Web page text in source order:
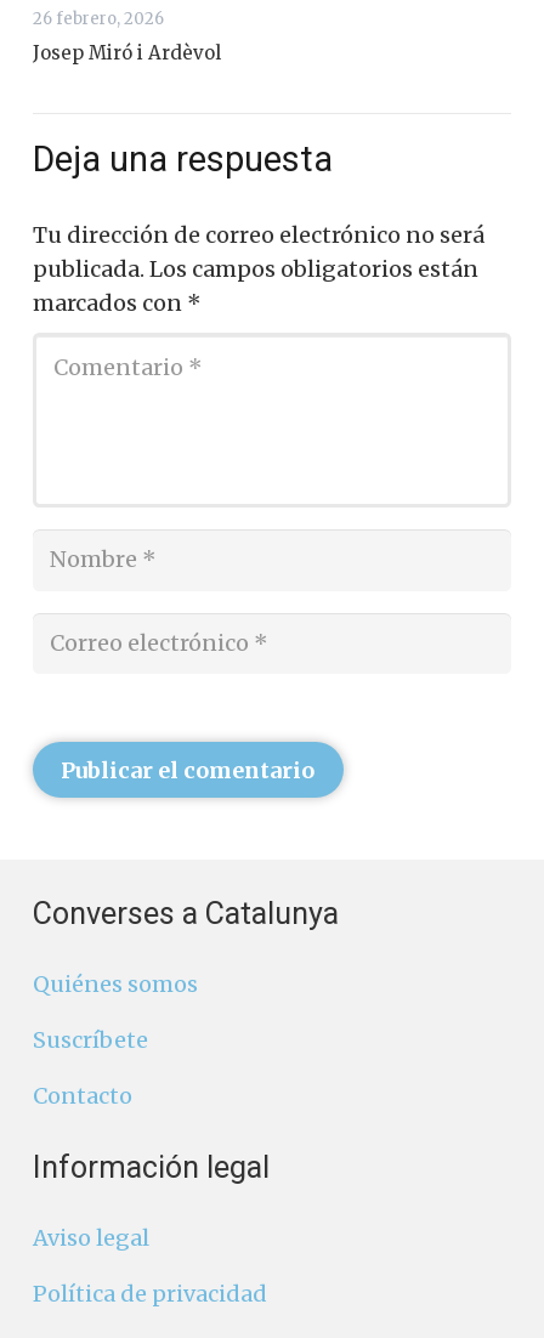
26 febrero, 2026
Josep Miró i Ardèvol
Deja una respuesta
Tu dirección de correo electrónico no será
publicada. Los campos obligatorios están
marcados con *
Publicar el comentario
Converses a Catalunya
Quiénes somos
Suscríbete
Contacto
Información legal
Aviso legal
Política de privacidad